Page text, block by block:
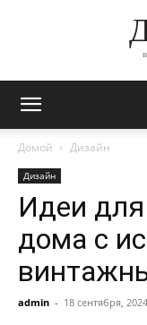
Домой Дизайн
Дизайн
Идеи
дома с
admin - 18 сентября, 2024